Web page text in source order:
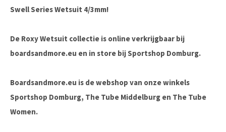
Swell Series Wetsuit 4/3mm!
De Roxy Wetsuit collectie is online verkrijgbaar bij
boardsandmore.eu en in store bij Sportshop Domburg.
Boardsandmore.eu is de webshop van onze winkels
Sportshop Domburg, The Tube Middelburg en The Tube
Women.